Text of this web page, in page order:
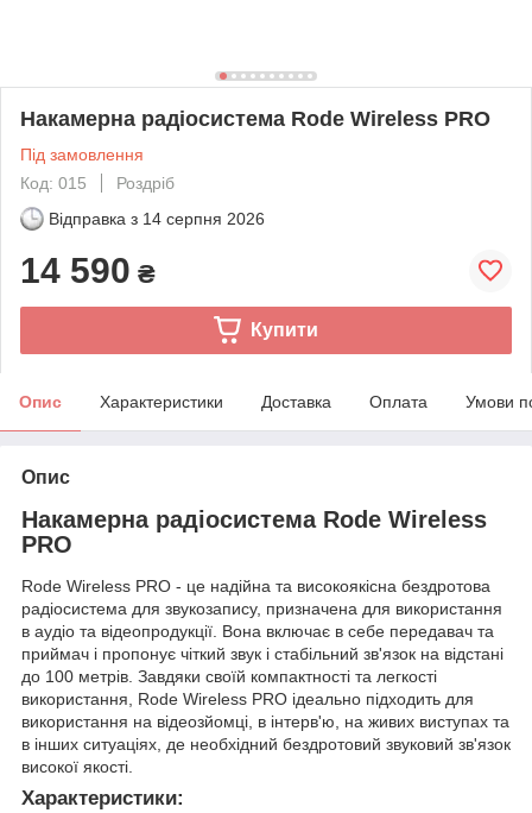
Накамерна радіосистема Rode Wireless PRO
Під замовлення
Код: 015
Роздріб
Відправка з 14 серпня 2026
14 590 ₴
Купити
Опис Характеристики Доставка Оплата Умови
Опис
Накамерна радіосистема Rode Wireless
PRO
Rode Wireless PRO - це надійна та високоякісна бездротова
радіосистема для звукозапису, призначена для використання
в аудіо та відеопродукції. Вона включає в себе передавач та
приймач і пропонує чіткий звук і стабільний зв'язок на відстані
до 100 метрів. Завдяки своїй компактності та легкості
використання, Rode Wireless PRO ідеально підходить для
використання на відеозйомці, в інтерв'ю, на живих виступах та
в інших ситуаціях, де необхідний бездротовий звуковий зв'язок
високої якості.
Характеристики: